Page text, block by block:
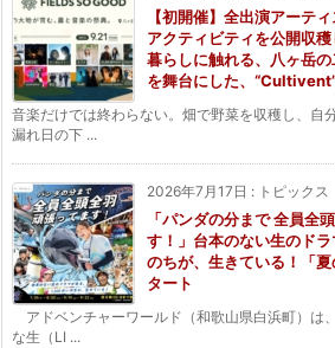
【初開催】全出演アーテ
アクティビティを公開収
暮らしに触れる、八ヶ岳
を舞台にした、
音楽だけでは終わらない。畑で野菜を収穫し、自
漏れ日の下 ...
2026年7月17日 : トピックス
「パンダの分まで 全員全
す！」台本のない生のド
のちが、生きている！「
タート
アドベンチャーワールド（和歌山県白浜町）は
な生（LI ...